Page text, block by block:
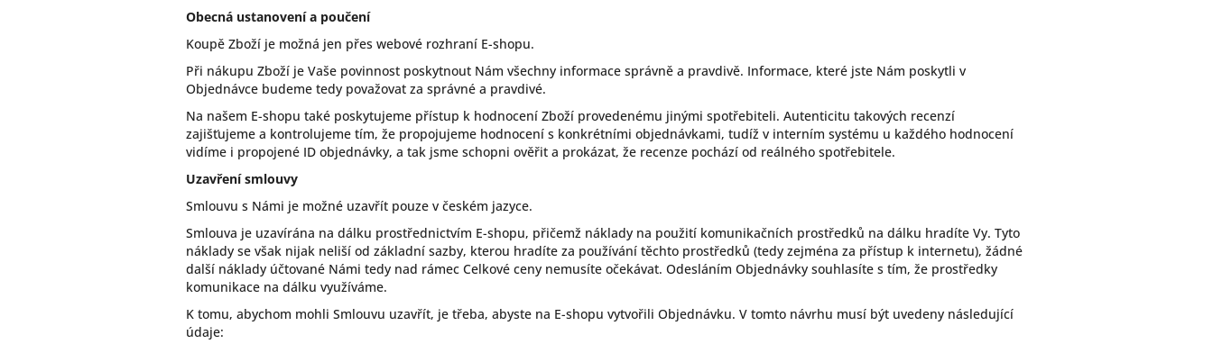
Obecná ustanovení a poučení
Koupě Zboží je možná jen přes webové rozhraní E-shopu.
Při nákupu Zboží je Vaše povinnost poskytnout Nám všechny informace správně a pravdivě. Informace, které jste Nám poskytli v
Objednávce budeme tedy považovat za správné a pravdivé.
Na našem E-shopu také poskytujeme přístup k hodnocení Zboží provedenému jinými spotřebiteli. Autenticitu takových recenzí
zajišťujeme a kontrolujeme tím, že propojujeme hodnocení s konkrétními objednávkami, tudíž v interním systému u každého hodnocení
vidíme i propojené ID objednávky, a tak jsme schopni ověřit a prokázat, že recenze pochází od reálného spotřebitele.
Uzavření smlouvy
Smlouvu s Námi je možné uzavřít pouze v českém jazyce.
Smlouva je uzavírána na dálku prostřednictvím E-shopu, přičemž náklady na použití komunikačních prostředků na dálku hradíte Vy. Tyto
náklady se však nijak neliší od základní sazby, kterou hradíte za používání těchto prostředků (tedy zejména za přístup k internetu), žádné
další náklady účtované Námi tedy nad rámec Celkové ceny nemusíte očekávat. Odesláním Objednávky souhlasíte s tím, že prostředky
komunikace na dálku využíváme.
K tomu, abychom mohli Smlouvu uzavřít, je třeba, abyste na E-shopu vytvořili Objednávku. V tomto návrhu musí být uvedeny následující
údaje: